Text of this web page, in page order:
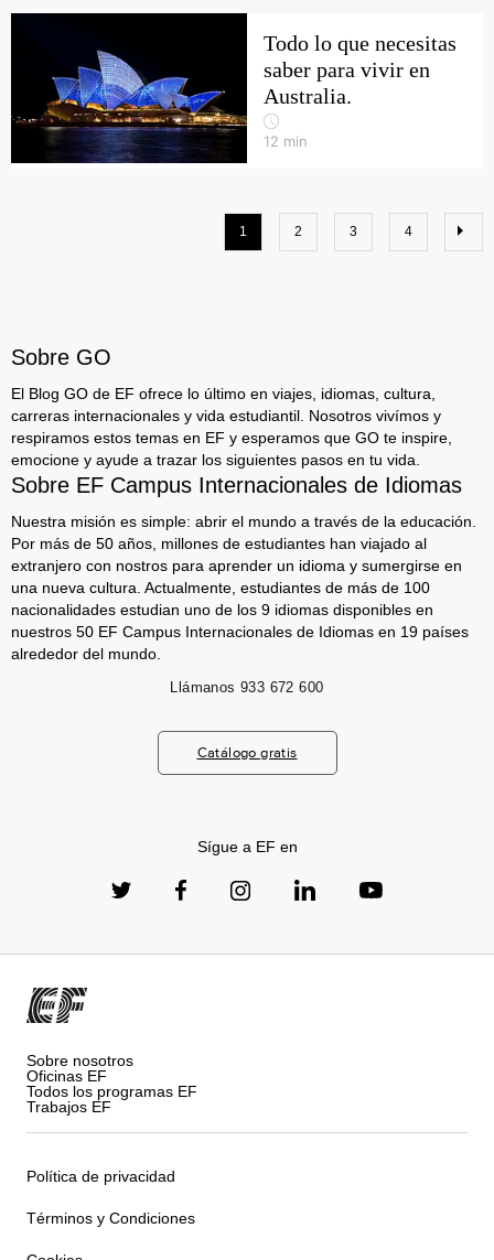
Todo lo que necesitas
saber para vivir en
Australia.
12 min
1 2 3 4
Sobre GO
El Blog GO de EF ofrece lo último en viajes, idiomas, cultura,
carreras internacionales y vida estudiantil. Nosotros vivímos y
respiramos estos temas en EF y esperamos que GO te inspire,
emocione y ayude a trazar los siguientes pasos en tu vida.
Sobre EF Campus Internacionales de Idiomas
Nuestra misión es simple: abrir el mundo a través de la educación.
Por más de 50 años, millones de estudiantes han viajado al
extranjero con nostros para aprender un idioma y sumergirse en
una nueva cultura. Actualmente, estudiantes de más de 100
nacionalidades estudian uno de los 9 idiomas disponibles en
nuestros 50 EF Campus Internacionales de Idiomas en 19 países
alrededor del mundo.
Llámanos 933 672 600
Catálogo gratis
Sígue a EF en
Sobre nosotros
Oficinas EF
Todos los programas EF
Trabajos EF
Política de privacidad
Términos y Condiciones